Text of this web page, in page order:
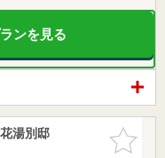
ンを見る
お気に入
りに追加
湯別邸